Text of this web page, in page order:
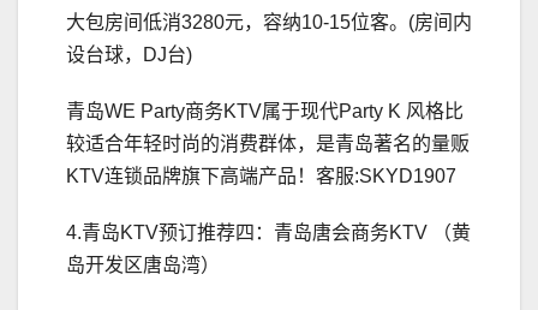
大包房间低消3280元，容纳10-15位客。(房间内
设台球，DJ台)
青岛WE Party商务KTV属于现代Party K 风格比
较适合年轻时尚的消费群体，是青岛著名的量贩
KTV连锁品牌旗下高端产品！客服:SKYD1907
4.青岛KTV预订推荐四：青岛唐会商务KTV （黄
岛开发区唐岛湾）